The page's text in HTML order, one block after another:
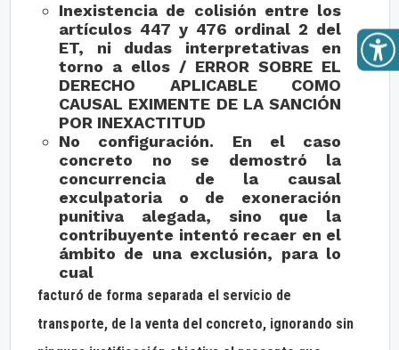
Inexistencia de colisión entre los
artículos 447 y 476 ordinal 2 del
ET, ni dudas interpretativas en
torno a ellos / ERROR SOBRE EL
DERECHO APLICABLE COMO
CAUSAL EXIMENTE DE LA SANCIÓN
POR INEXACTITUD
No configuración. En el caso
concreto no se demostró la
concurrencia de la causal
exculpatoria o de exoneración
punitiva alegada, sino que la
contribuyente intentó recaer en el
ámbito de una exclusión, para lo
cual
facturó de forma separada el servicio de
transporte, de la venta del concreto, ignorando sin